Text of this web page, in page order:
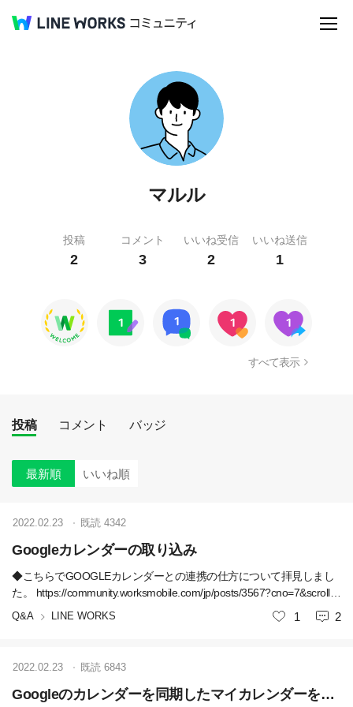
マルル
投稿
2
コメント
3
いいね受信
2
いいね送信
1
すべて表示
投稿 コメント バッジ
最新順 いいね順
Googleカレンダーの取り込み
◆こちらでGOOGLEカレンダーとの連携の仕方について拝見しまし
た。 https://community.worksmobile.com/jp/posts/3567?cno=7&scrollTo
CommentNo=-1 Googleカレンダーとの連携方法を解説します新しい
環境でもLINE WORKSを使うことになったので、久しぶりにGoogle
い、こちらでやり方を共https://community.worksmobile.com/jp/posts/3
567?cno=7 ◆上記では下記「Google」への同期について説明いただ
Q&A LINE WORKS
2022.02.23 既読 4342
いいね
1 2
Googleのカレンダーを同期したマイカレンダーを削除したい
2022.02.23 既読 6843